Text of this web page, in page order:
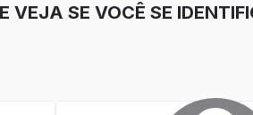
VEJA SE VOCÊ SE